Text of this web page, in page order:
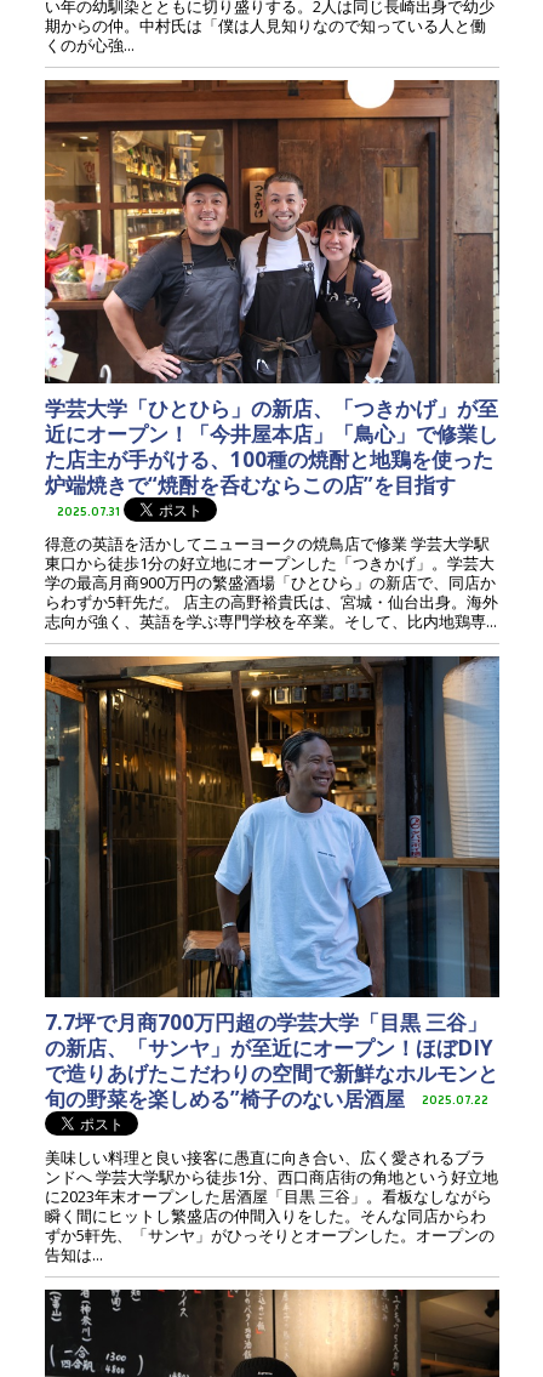
い年の幼馴染とともに切り盛りする。2人は同じ長崎出身で幼少
期からの仲。中村氏は「僕は人見知りなので知っている人と働
くのが心強...
学芸大学「ひとひら」の新店、「つきかげ」が至
近にオープン！「今井屋本店」「鳥心」で修業し
た店主が手がける、100種の焼酎と地鶏を使った
炉端焼きで“焼酎を呑むならこの店”を目指す
2025.07.31
得意の英語を活かしてニューヨークの焼鳥店で修業 学芸大学駅
東口から徒歩1分の好立地にオープンした「つきかげ」。学芸大
学の最高月商900万円の繁盛酒場「ひとひら」の新店で、同店か
らわずか5軒先だ。 店主の高野裕貴氏は、宮城・仙台出身。海外
志向が強く、英語を学ぶ専門学校を卒業。そして、比内地鶏専...
7.7坪で月商700万円超の学芸大学「目黒 三谷」
の新店、「サンヤ」が至近にオープン！ほぼDIY
で造りあげたこだわりの空間で新鮮なホルモンと
旬の野菜を楽しめる”椅子のない居酒屋
2025.07.22
美味しい料理と良い接客に愚直に向き合い、広く愛されるブラ
ンドへ 学芸大学駅から徒歩1分、西口商店街の角地という好立地
に2023年末オープンした居酒屋「目黒 三谷」。看板なしながら
瞬く間にヒットし繁盛店の仲間入りをした。そんな同店からわ
ずか5軒先、「サンヤ」がひっそりとオープンした。オープンの
告知は...